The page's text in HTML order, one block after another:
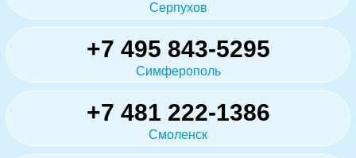
Серпухов
+7 495 843-5295
Симферополь
+7 481 222-1386
Смоленск